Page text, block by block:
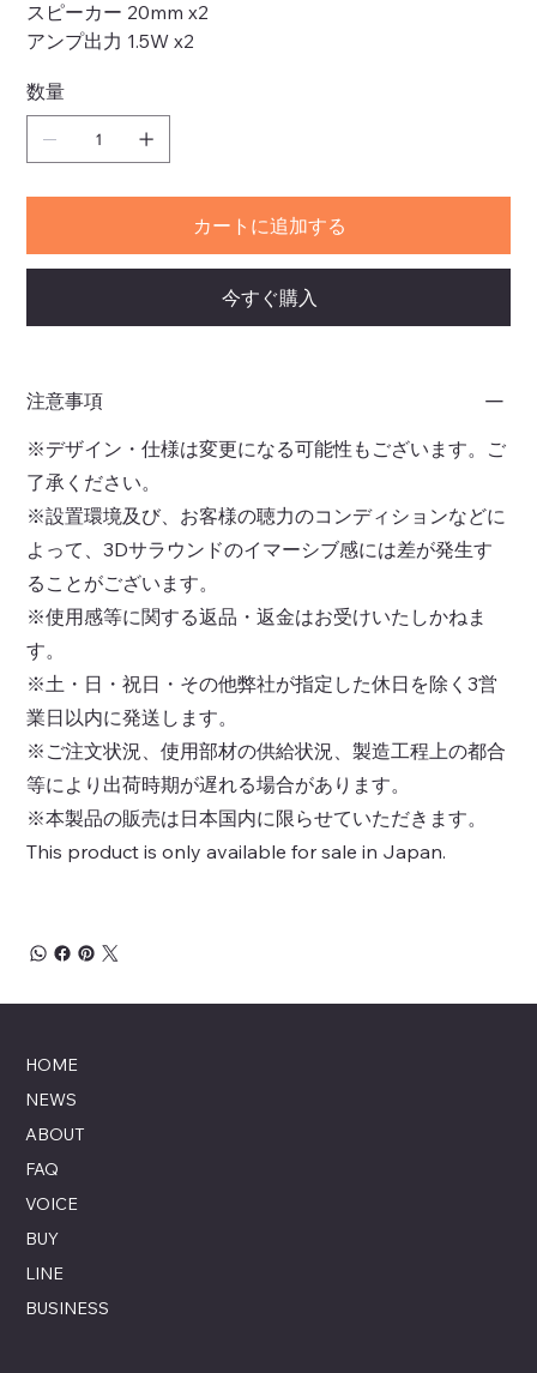
スピーカー 20mm x2
アンプ出力 1.5W x2
数量
カートに追加する
今すぐ購入
注意事項
※デザイン・仕様は変更になる可能性もございます。ご
了承ください。
※設置環境及び、お客様の聴力のコンディションなどに
よって、3Dサラウンドのイマーシブ感には差が発生す
ることがございます。
※使用感等に関する返品・返金はお受けいたしかねま
す。
※土・日・祝日・その他弊社が指定した休日を除く3営
業日以内に発送します。
※ご注文状況、使用部材の供給状況、製造工程上の都合
等により出荷時期が遅れる場合があります。
※本製品の販売は日本国内に限らせていただきます。
This product is only available for sale in Japan.
HOME
NEWS
ABOUT
FAQ
VOICE
BUY
LINE
BUSINESS